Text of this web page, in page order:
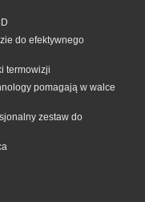
do efektywnego
termowizji
pomagają w walce
zestaw do